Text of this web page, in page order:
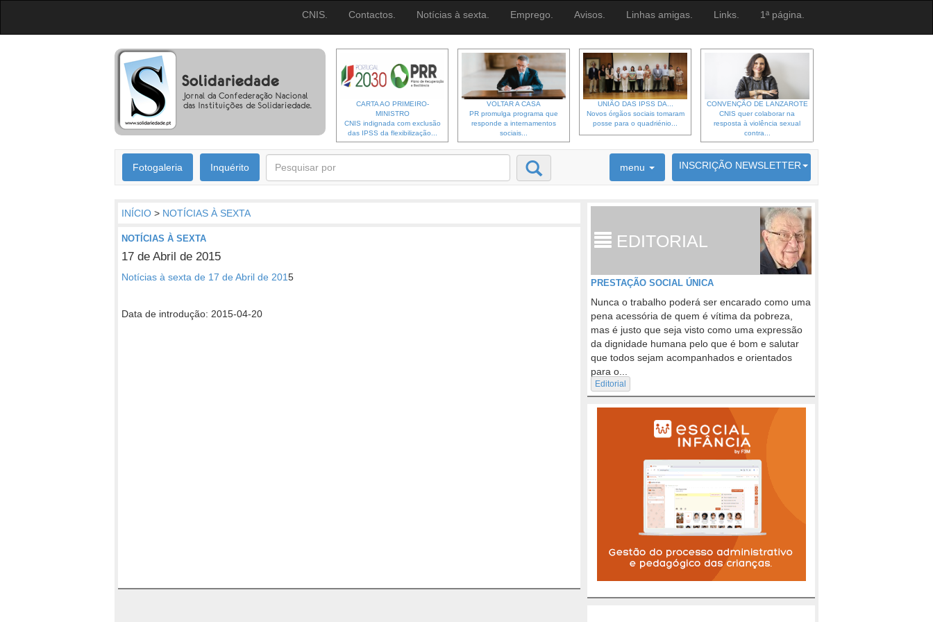
CNIS. Contactos. Notícias à sexta. Emprego. Avisos. Linhas amigas. Links. 1ª página.
CARTA AO PRIMEIRO-
MINISTRO
CNIS indignada com exclusão
das IPSS da flexibilização...
VOLTAR A CASA
PR promulga programa que
responde a internamentos
sociais...
UNIÃO DAS IPSS DA...
Novos órgãos sociais tomaram
posse para o quadriénio...
CONVENÇÃO DE LANZAROTE
CNIS quer colaborar na
resposta à violência sexual
contra...
Fotogaleria Inquérito menu INSCRIÇÃO NEWSLETTER
6692 membros inscritos
INÍCIO > NOTÍCIAS À SEXTA
NOTÍCIAS À SEXTA
17 de Abril de 2015
Notícias à sexta de 17 de Abril de 2015
Data de introdução: 2015-04-20
EDITORIAL
PRESTAÇÃO SOCIAL ÚNICA
Nunca o trabalho poderá ser encarado como uma
pena acessória de quem é vítima da pobreza,
mas é justo que seja visto como uma expressão
da dignidade humana pelo que é bom e salutar
que todos sejam acompanhados e orientados
para o...
Editorial